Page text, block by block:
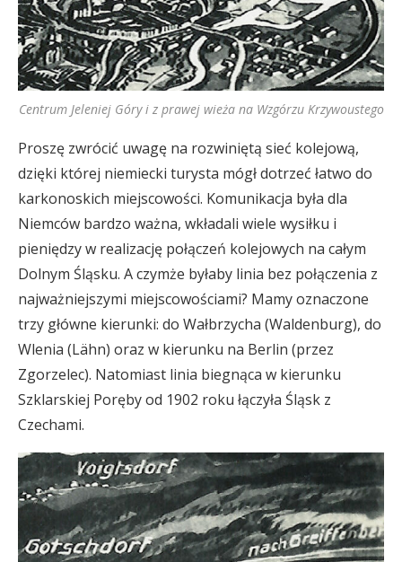
Centrum Jeleniej Góry i z prawej wieża na Wzgórzu Krzywoustego
Proszę zwrócić uwagę na rozwiniętą sieć kolejową,
dzięki której niemiecki turysta mógł dotrzeć łatwo do
karkonoskich miejscowości. Komunikacja była dla
Niemców bardzo ważna, wkładali wiele wysiłku i
pieniędzy w realizację połączeń kolejowych na całym
Dolnym Śląsku. A czymże byłaby linia bez połączenia z
najważniejszymi miejscowościami? Mamy oznaczone
trzy główne kierunki: do Wałbrzycha (Waldenburg), do
Wlenia (Lähn) oraz w kierunku na Berlin (przez
Zgorzelec). Natomiast linia biegnąca w kierunku
Szklarskiej Poręby od 1902 roku łączyła Śląsk z
Czechami.